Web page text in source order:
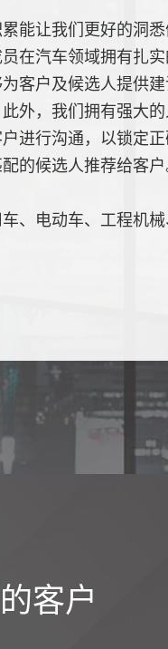
能让我们更好的洞
在汽车领域拥有扎
客户及候选人提供
外，我们拥有强大
进行沟通，以锁定
的候选人推荐给客
、电动车、工程机
客户